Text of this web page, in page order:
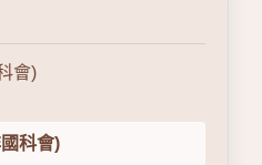
會)
科會)